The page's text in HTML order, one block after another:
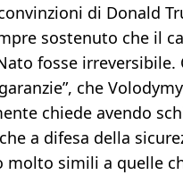
di Donald
sostenuto che il
fosse irreversibile.
che
chiede avendo
a difesa della
molto simili a quelle